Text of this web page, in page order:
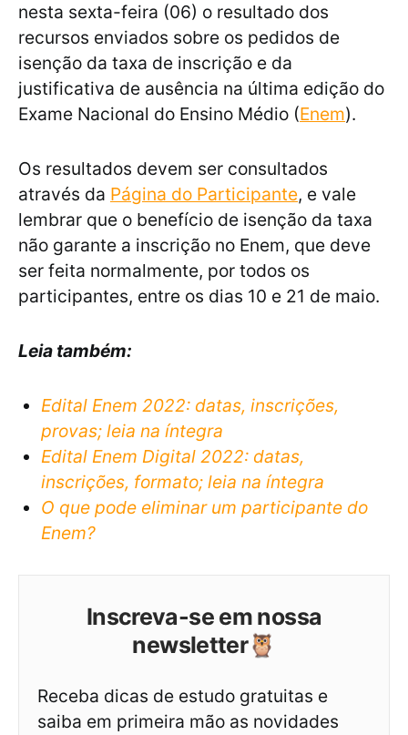
nesta sexta-feira (06) o resultado dos
recursos enviados sobre os pedidos de
isenção da taxa de inscrição e da
justificativa de ausência na última edição do
Exame Nacional do Ensino Médio (Enem).
Os resultados devem ser consultados
através da Página do Participante, e vale
lembrar que o benefício de isenção da taxa
não garante a inscrição no Enem, que deve
ser feita normalmente, por todos os
participantes, entre os dias 10 e 21 de maio.
Leia também:
Edital Enem 2022: datas, inscrições,
provas; leia na íntegra
Edital Enem Digital 2022: datas,
inscrições, formato; leia na íntegra
O que pode eliminar um participante do
Enem?
Inscreva-se em nossa
newsletter🦉
Receba dicas de estudo gratuitas e
saiba em primeira mão as novidades